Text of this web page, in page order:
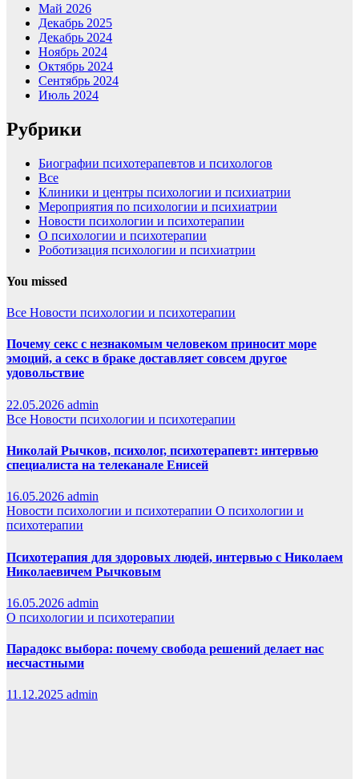
Май 2026
Декабрь 2025
Декабрь 2024
Ноябрь 2024
Октябрь 2024
Сентябрь 2024
Июль 2024
Рубрики
Биографии психотерапевтов и психологов
Все
Клиники и центры психологии и психиатрии
Мероприятия по психологии и психиатрии
Новости психологии и психотерапии
О психологии и психотерапии
Роботизация психологии и психиатрии
You missed
Все Новости психологии и психотерапии
Почему секс с незнакомым человеком приносит море
эмоций, а секс в браке доставляет совсем другое
удовольствие
22.05.2026 admin
Все Новости психологии и психотерапии
Николай Рычков, психолог, психотерапевт: интервью
специалиста на телеканале Енисей
16.05.2026 admin
Новости психологии и психотерапии О психологии и
психотерапии
Психотерапия для здоровых людей, интервью с Николаем
Николаевичем Рычковым
16.05.2026 admin
О психологии и психотерапии
Парадокс выбора: почему свобода решений делает нас
несчастными
11.12.2025 admin